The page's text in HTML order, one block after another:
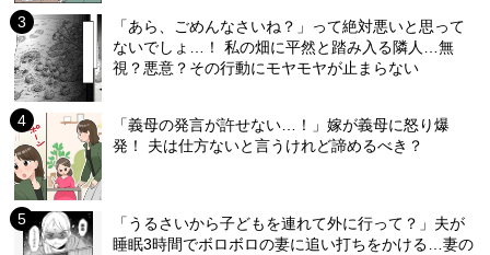
「あら、ごめんなさいね？」って絶対悪いと思って
ないでしょ…！ 私の畑に平然と踏み入る隣人…無
視？悪意？その行動にモヤモヤが止まらない
「義母の発言が許せない…！」嫁が義母に怒り爆
発！ 夫は仕方ないと言うけれど諦めるべき？
「うるさいから子どもを連れて外に行って？」夫が
睡眠3時間でボロボロの妻に追い打ちをかける…妻の